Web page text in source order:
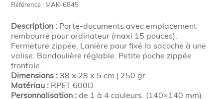
Référence : MAK-6845
Description : Porte-documents avec emplacement
rembourré pour ordinateur (maxi 15 pouces).
Fermeture zippée. Lanière pour fixé la sacoche à une
valise. Bandoulière réglable. Petite poche zippée
frontale.
Dimensions : 38 x 28 x 5 cm | 250 gr.
Matériau : RPET 600D
Personnalisation : de 1 à 4 couleurs. (140×140 mm).